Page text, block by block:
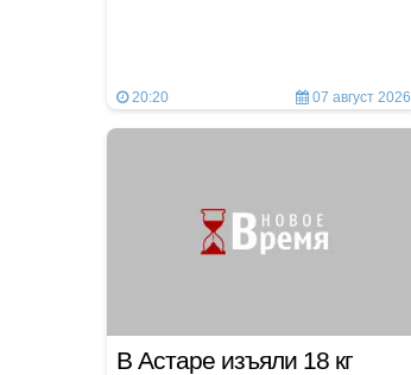
20:20 07 август 2026
В Астаре изъяли 18 кг